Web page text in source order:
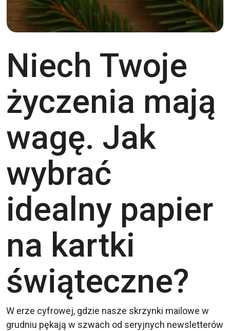
Niech Twoje
życzenia mają
wagę. Jak
wybrać
idealny papier
na kartki
świąteczne?
W erze cyfrowej, gdzie nasze skrzynki mailowe w
grudniu pękają w szwach od seryjnych newsletterów